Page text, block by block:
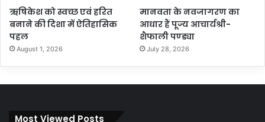
ऋषिकेश को स्वच्छ एवं हरित
बनाने की दिशा में ऐतिहासिक
पहल
August 1, 2026
मानवता के नवजागरण का
आधार हैं पूज्य आचार्यश्री-
शैफाली पण्ड्या
July 28, 2026
Most Viewed Posts